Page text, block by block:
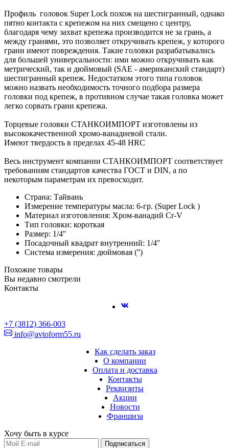
Профиль головок Super Lock похож на шестигранный, однако
пятно контакта с крепежом на них смещено с центру,
благодаря чему захват крепежа производится не за грань, а
между гранями, это позволяет откручивать крепеж, у которого
грани имеют повреждения. Такие головки разрабатывались
для большей универсальности: ими можно откручивать как
метрический, так и дюймовый (SAE - американский стандарт)
шестигранный крепеж. Недостатком этого типа головок
можно назвать необходимость точного подбора размера
головки под крепеж, в противном случае такая головка может
легко сорвать грани крепежа.
Торцевые головки СТАНКОИМПОРТ изготовлены из
высококачественной хромо-ванадиевой стали.
Имеют твердость в пределах 45-48 HRC
Весь инструмент компании СТАНКОИМПОРТ соответствует
требованиям стандартов качества ГОСТ и DIN, а по
некоторым параметрам их превосходит.
Страна: Тайвань
Измерение температуры масла: 6-гр. (Super Lock )
Материал изготовления: Хром-ванадий Cr-V
Тип головки: короткая
Размер: 1/4''
Посадочный квадрат внутренний: 1/4''
Система измерения: дюймовая ('')
Похожие товары
Вы недавно смотрели
Контакты
+7 (3812) 366-003
info@avtoform55.ru
Как сделать заказ
О компании
Оплата и доставка
Контакты
Реквизиты
Акции
Новости
Франшиза
Хочу быть в курсе
Подписаться